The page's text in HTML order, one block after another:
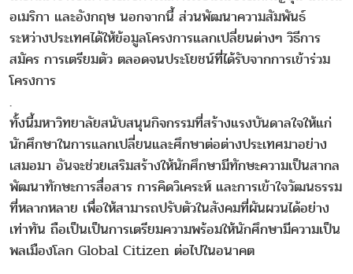
อเมริกา และอังกฤษ นอกจากนี้ ส่วนพัฒนาความสัมพันธ์
ระหว่างประเทศได้ให้ข้อมูลโครงการแลกเปลี่ยนต่างๆ วิธีการ
สมัคร การเตรียมตัว ตลอดจนประโยชน์ที่ได้รับจากการเข้าร่วม
โครงการ
.
ทั้งนี้มหาวิทยาลัยสนับสนุนกิจกรรมที่สร้างแรงบันดาลใจให้แก่
นักศึกษาในการแลกเปลี่ยนและศึกษาต่อต่างประเทศมาอย่าง
เสมอมา อันจะช่วยเสริมสร้างให้นักศึกษามีทักษะความเป็นสากล
พัฒนาทักษะการสื่อสาร การคิดวิเคระห์ และการเข้าใจวัฒนธรรม
ที่หลากหลาย เพื่อให้สามารถปรับตัวในสังคมที่ผันผวนได้อย่าง
เท่าทัน ถือเป็นเป็นการเตรียมความพร้อมให้นักศึกษามีความเป็น
พลเมืองโลก Global Citizen ต่อไปในอนาคต